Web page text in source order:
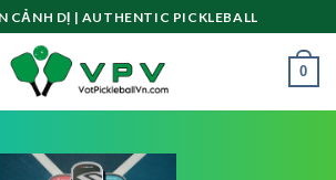
CẢNH DỊ | AUTHENTIC PICKLEBALL
0